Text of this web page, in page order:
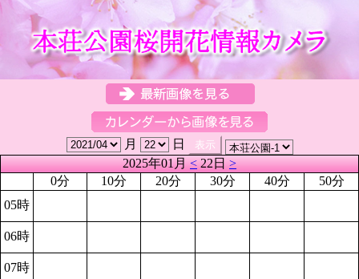
月
日
2025年01月<22日>
0分
10分 20分 30分 40分
50分
05時
06時
07時